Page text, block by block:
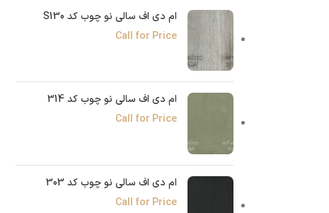
ام دی اف سالی نو چوب کد S130
Call for Price
ام دی اف سالی نو چوب کد 314
Call for Price
ام دی اف سالی نو چوب کد 303
Call for Price